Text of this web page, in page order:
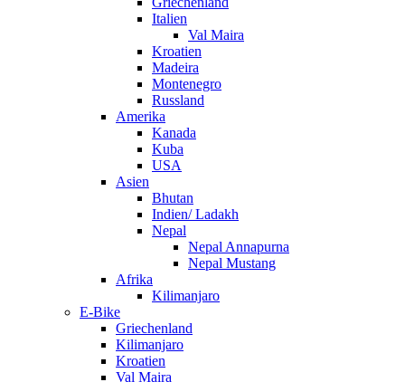
Italien
Val Maira
Kroatien
Madeira
Montenegro
Russland
Amerika
Kanada
Kuba
USA
Asien
Bhutan
Indien/ Ladakh
Nepal
Nepal Annapurna
Nepal Mustang
Afrika
Kilimanjaro
E-Bike
Griechenland
Kilimanjaro
Kroatien
Val Maira